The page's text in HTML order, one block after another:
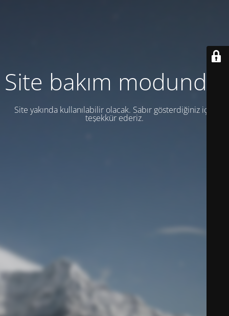
Site bakım modunda.
Site yakında kullanılabilir olacak. Sabır gösterdiğiniz için
teşekkür ederiz.